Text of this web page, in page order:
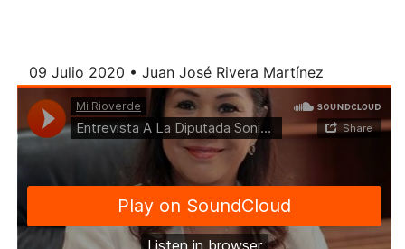
09 Julio 2020 • Juan José Rivera Martínez